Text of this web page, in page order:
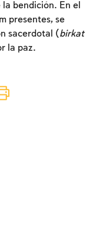
bendición. En el
presentes, se
sacerdotal (birkat
la paz.